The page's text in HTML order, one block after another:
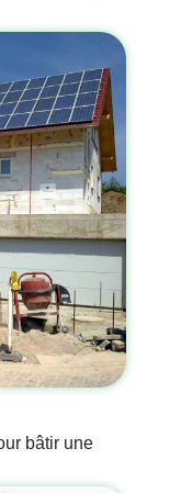
bâtir une